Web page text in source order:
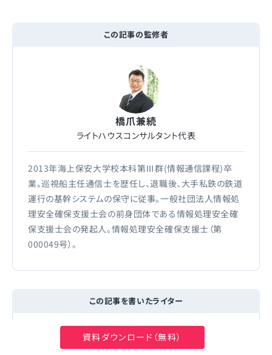
この記事の監修者
橋爪兼続
ライトハウスコンサルタント代表
2013年海上保安大学校本科第Ⅲ群(情報通信課程)卒
業。巡視船主任通信士を歴任し、退職後、大手私鉄の鉄道
運行の基幹システムの保守に従事。一般社団法人情報処
理安全確保支援士会の前身団体である情報処理安全確
保支援士会の発起人。情報処理安全確保支援士（第
000049号）。
この記事を書いたライター
資料ダウンロード（無料）